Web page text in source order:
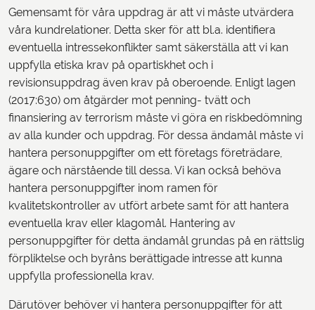
Gemensamt för våra uppdrag är att vi måste utvärdera
våra kundrelationer. Detta sker för att bl.a. identifiera
eventuella intressekonflikter samt säkerställa att vi kan
uppfylla etiska krav på opartiskhet och i
revisionsuppdrag även krav på oberoende. Enligt lagen
(2017:630) om åtgärder mot penning- tvätt och
finansiering av terrorism måste vi göra en riskbedömning
av alla kunder och uppdrag. För dessa ändamål måste vi
hantera personuppgifter om ett företags företrädare,
ägare och närstående till dessa. Vi kan också behöva
hantera personuppgifter inom ramen för
kvalitetskontroller av utfört arbete samt för att hantera
eventuella krav eller klagomål. Hantering av
personuppgifter för detta ändamål grundas på en rättslig
förpliktelse och byråns berättigade intresse att kunna
uppfylla professionella krav.
Därutöver behöver vi hantera personuppgifter för att